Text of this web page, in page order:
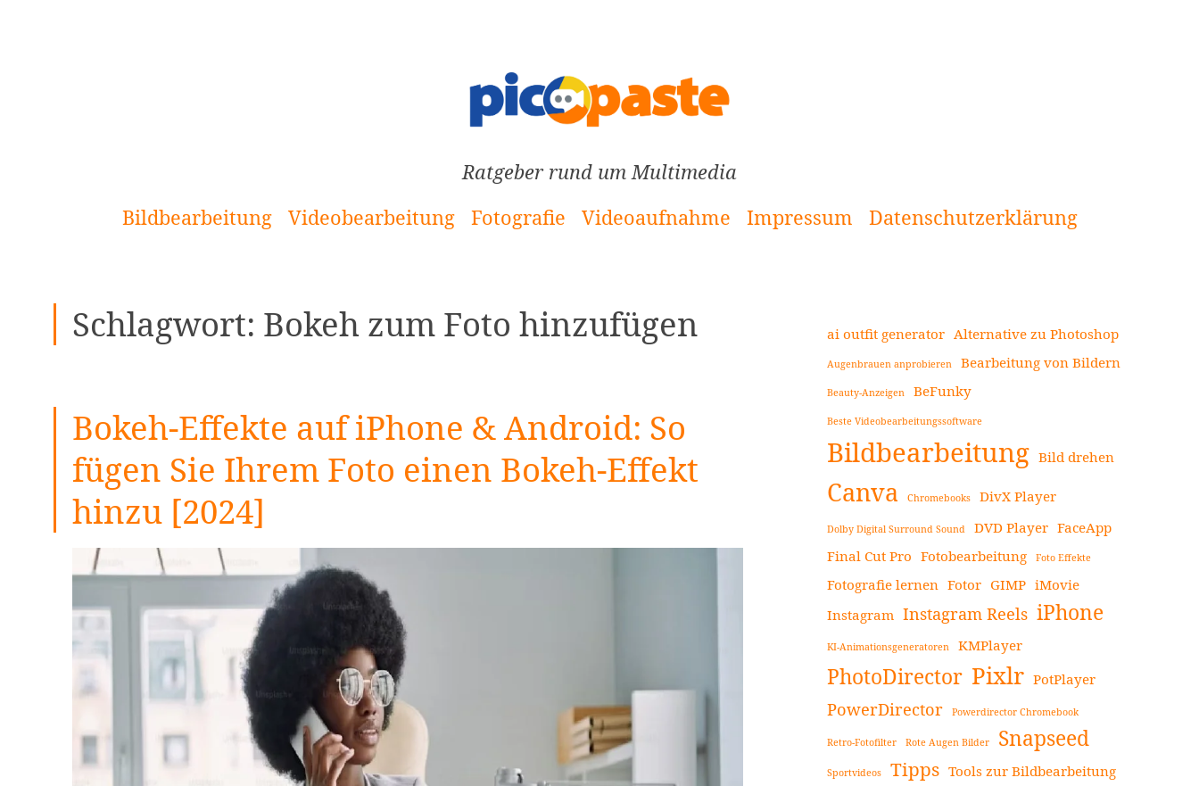
Ratgeber rund um Multimedia
Bildbearbeitung
Videobearbeitung Fotografie Videoaufnahme Impressum Datenschutzerklärung
Schlagwort: Bokeh zum Foto hinzufügen
Bokeh-Effekte auf iPhone & Android: So
fügen Sie Ihrem Foto einen Bokeh-Effekt
hinzu [2024]
Seitenleiste
ai outfit generator Alternative zu Photoshop
Augenbrauen anprobieren Bearbeitung von Bildern
Beauty-Anzeigen BeFunky
Beste Videobearbeitungssoftware
Bildbearbeitung Bild drehen
Canva Chromebooks DivX Player
Dolby Digital Surround Sound DVD Player FaceApp
Final Cut Pro Fotobearbeitung Foto Effekte
Fotografie lernen Fotor GIMP iMovie
Instagram Instagram Reels iPhone
KI-Animationsgeneratoren KMPlayer
PhotoDirector Pixlr PotPlayer
PowerDirector Powerdirector Chromebook
Retro-Fotofilter Rote Augen Bilder Snapseed
Sportvideos Tipps Tools zur Bildbearbeitung